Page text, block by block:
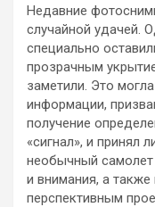
Недавние
случайной удачей.
специально
прозрачным
заметили. Это
информации,
получение
«сигнал», и принял
необычный
и внимания, а
перспективным